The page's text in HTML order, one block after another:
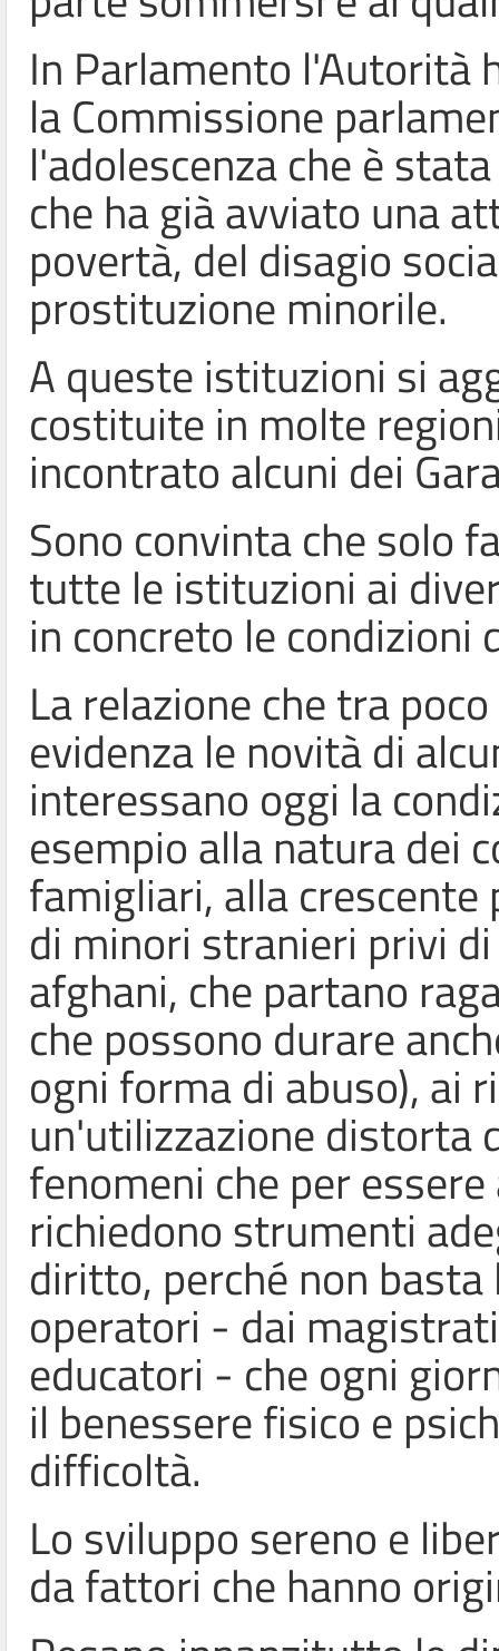
In Parlamento l'Autorità
la Commissione
l'adolescenza che è
che ha già avviato una
povertà, del disagio
prostituzione minorile.
A queste istituzioni si
costituite in molte
incontrato alcuni dei
Sono convinta che solo
tutte le istituzioni ai
in concreto le condizioni
La relazione che tra
evidenza le novità di
interessano oggi la
esempio alla natura dei
famigliari, alla
di minori stranieri privi
afghani, che partano
che possono durare
ogni forma di abuso), ai
un'utilizzazione distorta
fenomeni che per
richiedono strumenti
diritto, perché non
operatori - dai
educatori - che ogni
il benessere fisico e
difficoltà.
Lo sviluppo sereno e
da fattori che hanno